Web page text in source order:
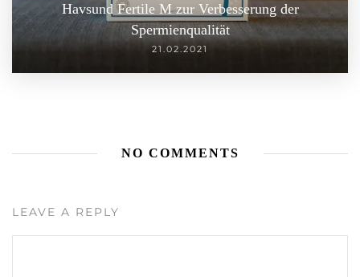
Havsund Fertile M zur Verbesserung der
Spermienqualität
21.02.2021
NO COMMENTS
LEAVE A REPLY